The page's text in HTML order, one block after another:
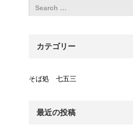
カテゴリー
そば処 七五三
最近の投稿